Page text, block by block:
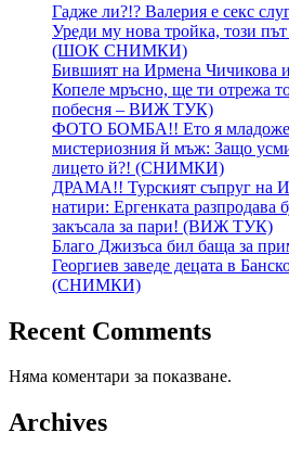
Гадже ли?!? Валерия е секс
Уреди му нова тройка, този
(ШОК СНИМКИ)
Бившият на Ирмена Чичикова
Копеле мръсно, ще ти отрежа
побесня – ВИЖ ТУК)
ФОТО БОМБА!! Ето я
мистериозния й мъж: Защо
лицето й?! (СНИМКИ)
ДРАМА!! Турският съпруг на
натири: Ергенката разпродава
закъсала за пари! (ВИЖ ТУК)
Благо Джизъса бил баща за
Георгиев заведе децата в
(СНИМКИ)
Recent Comments
Няма коментари за показване.
Archives